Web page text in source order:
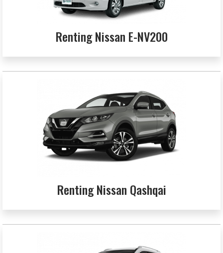
Renting Nissan E-NV200
Renting Nissan Qashqai